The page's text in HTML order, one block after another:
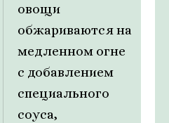
овощи
обжариваются на
медленном огне
с добавлением
специального
соуса,